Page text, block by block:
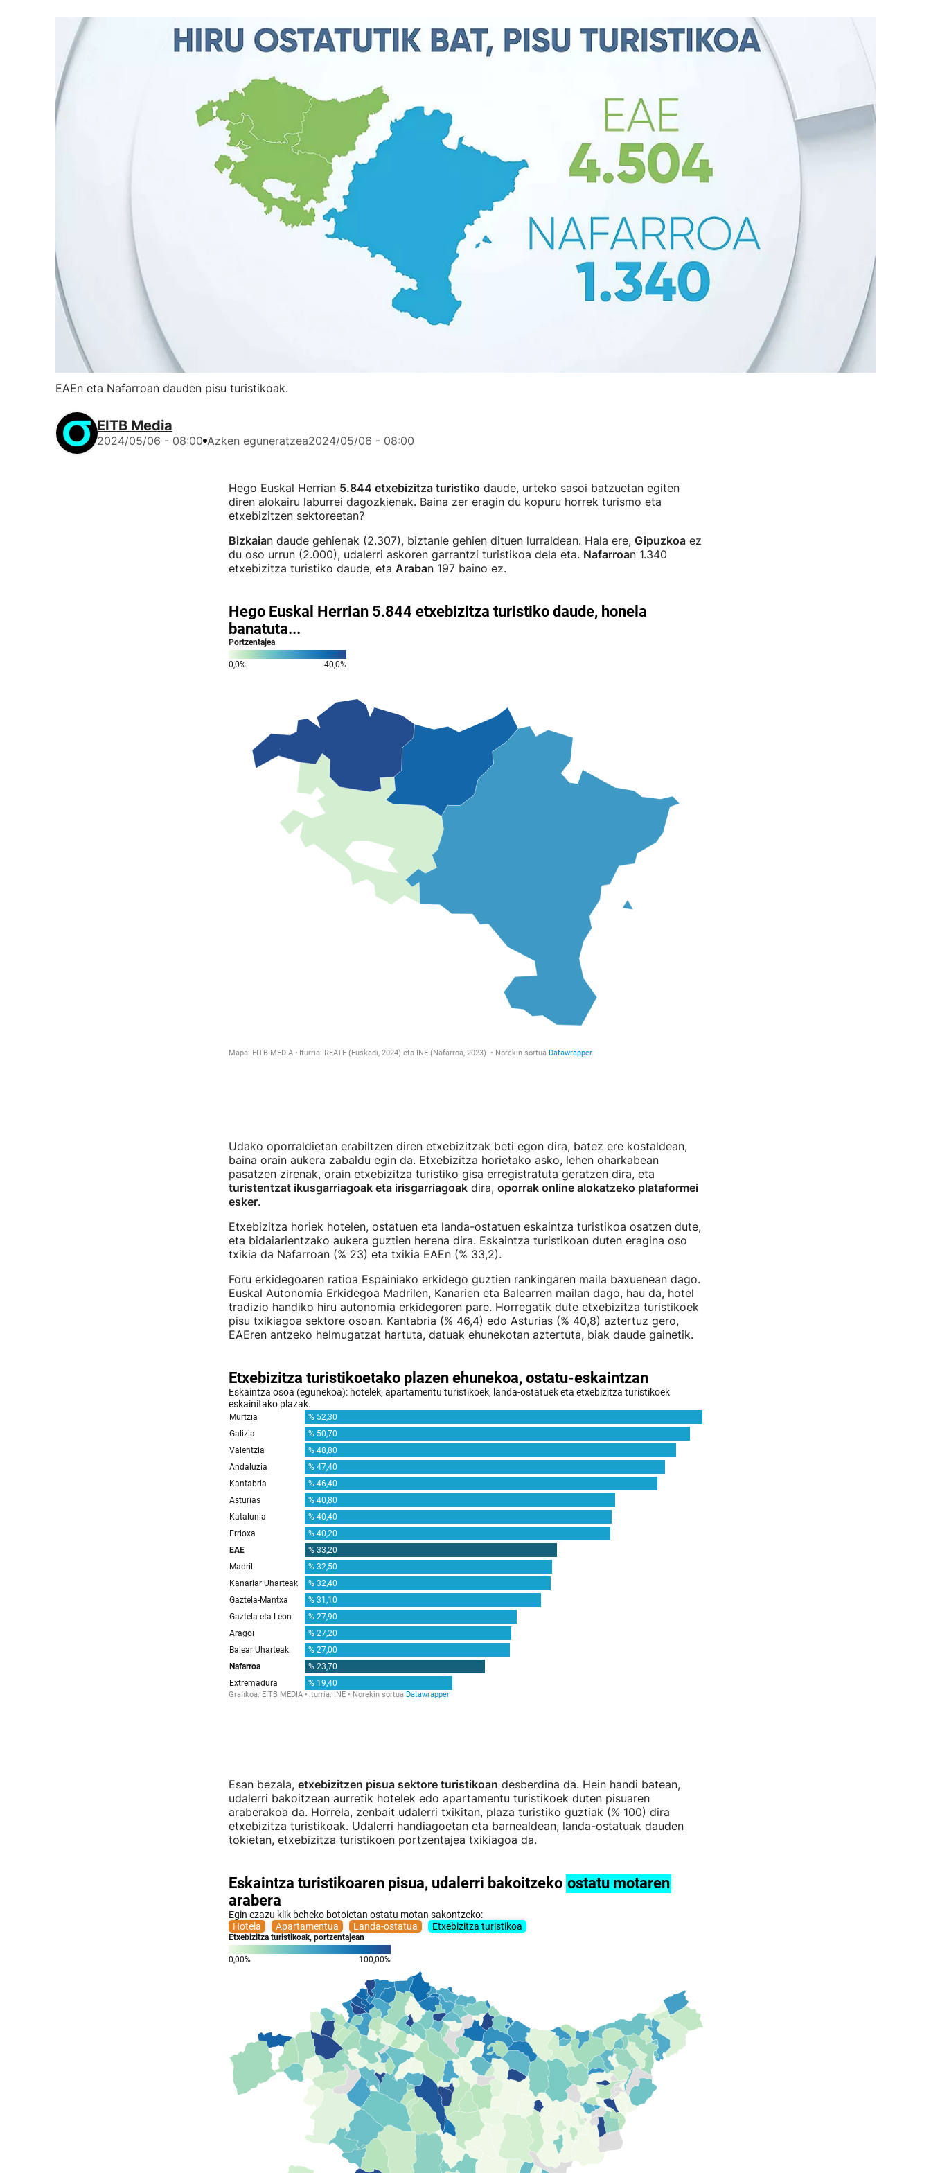
EAEn eta Nafarroan dauden pisu turistikoak.
EITB Media
2024/05/06 - 08:00 Azken eguneratzea2024/05/06 - 08:00
Hego Euskal Herrian 5.844 etxebizitza turistiko daude, urteko sasoi batzuetan egiten
diren alokairu laburrei dagozkienak. Baina zer eragin du kopuru horrek turismo eta
etxebizitzen sektoreetan?
Bizkaian daude gehienak (2.307), biztanle gehien dituen lurraldean. Hala ere, Gipuzkoaez
du oso urrun (2.000), udalerri askoren garrantzi turistikoa dela eta. Nafarroan 1.340
etxebizitza turistiko daude, eta Araban 197 baino ez.
Udako oporraldietan erabiltzen diren etxebizitzak beti egon dira, batez ere kostaldean,
baina orain aukera zabaldu egin da. Etxebizitza horietako asko, lehen oharkabean
pasatzen zirenak, orain etxebizitza turistiko gisa erregistratuta geratzen dira, eta
turistentzat ikusgarriagoak eta irisgarriagoakdira, oporrak online alokatzeko plataformei
esker.
Etxebizitza horiek hotelen, ostatuen eta landa-ostatuen eskaintza turistikoa osatzen dute,
eta bidaiarientzako aukera guztien herena dira. Eskaintza turistikoan duten eragina oso
txikia da Nafarroan (% 23) eta txikia EAEn (% 33,2).
Foru erkidegoaren ratioa Espainiako erkidego guztien rankingaren maila baxuenean dago.
Euskal Autonomia Erkidegoa Madrilen, Kanarien eta Balearren mailan dago, hau da, hotel
tradizio handiko hiru autonomia erkidegoren pare. Horregatik dute etxebizitza turistikoek
pisu txikiagoa sektore osoan. Kantabria (% 46,4) edo Asturias (% 40,8) aztertuz gero,
EAEren antzeko helmugatzat hartuta, datuak ehunekotan aztertuta, biak daude gainetik.
Esan bezala, etxebizitzen pisua sektore turistikoan desberdina da. Hein handi batean,
udalerri bakoitzean aurretik hotelek edo apartamentu turistikoek duten pisuaren
araberakoa da. Horrela, zenbait udalerri txikitan, plaza turistiko guztiak (% 100) dira
etxebizitza turistikoak. Udalerri handiagoetan eta barnealdean, landa-ostatuak dauden
tokietan, etxebizitza turistikoen portzentajea txikiagoa da.